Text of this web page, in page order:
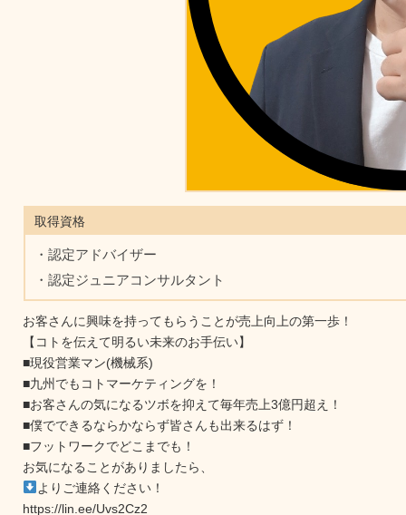
取得資格
・認定アドバイザー
・認定ジュニアコンサルタント
お客さんに興味を持ってもらうことが売上向上の第一歩！
【コトを伝えて明るい未来のお手伝い】
■現役営業マン(機械系)
■九州でもコトマーケティングを！
■お客さんの気になるツボを抑えて毎年売上3億円超え！
■僕でできるならかならず皆さんも出来るはず！
■フットワークでどこまでも！
お気になることがありましたら、
よりご連絡ください！
https://lin.ee/Uvs2Cz2